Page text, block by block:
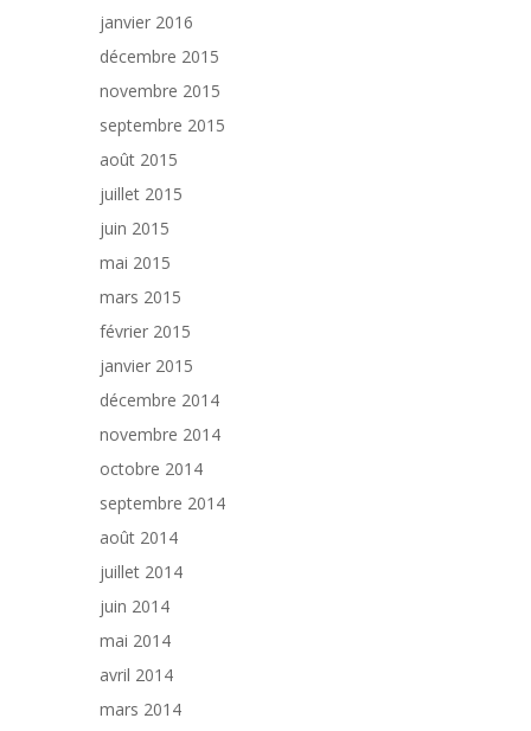
janvier 2016
décembre 2015
novembre 2015
septembre 2015
août 2015
juillet 2015
juin 2015
mai 2015
mars 2015
février 2015
janvier 2015
décembre 2014
novembre 2014
octobre 2014
septembre 2014
août 2014
juillet 2014
juin 2014
mai 2014
avril 2014
mars 2014